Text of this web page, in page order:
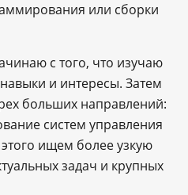
или сборки
с того, что изучаю
навыки и интересы. Затем
больших направлений:
систем управления
ищем более узкую
задач и крупных